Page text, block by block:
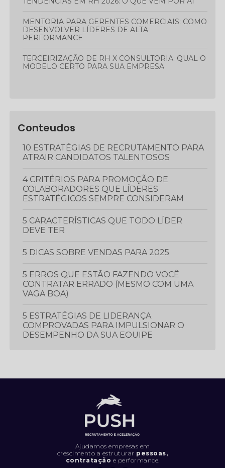
MENTORIA PARA GERENTES COMERCIAIS: COMO
DESENVOLVER LÍDERES DE ALTA
PERFORMANCE
TERCEIRIZAÇÃO DE RH X CONSULTORIA: QUAL O
MODELO CERTO PARA SUA EMPRESA
Conteudos
10 ESTRATÉGIAS DE RECRUTAMENTO PARA
ATRAIR CANDIDATOS TALENTOSOS
4 CRITÉRIOS PARA PROMOÇÃO DE
COLABORADORES QUE LÍDERES
ESTRATÉGICOS SEMPRE CONSIDERAM
5 CARACTERÍSTICAS QUE TODO LÍDER
DEVE TER
5 DICAS SOBRE VENDAS PARA 2025
5 ERROS QUE ESTÃO FAZENDO VOCÊ
CONTRATAR ERRADO (MESMO COM UMA
VAGA BOA)
5 ESTRATÉGIAS DE LIDERANÇA
COMPROVADAS PARA IMPULSIONAR O
DESEMPENHO DA SUA EQUIPE
O DESEMPENHO DA SUA EQUIPE DE
Ajudamos empresas em
crescimento a estruturar pessoas,
contratação e performance.